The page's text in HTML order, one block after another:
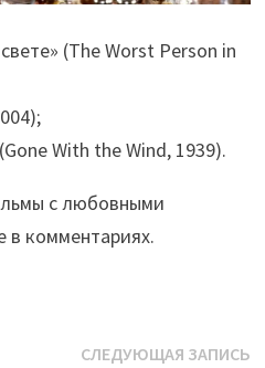
(The Worst Person in
With the Wind, 1939).
с любовными
в комментариях.
СЛЕДУЮЩАЯ ЗАПИСЬ